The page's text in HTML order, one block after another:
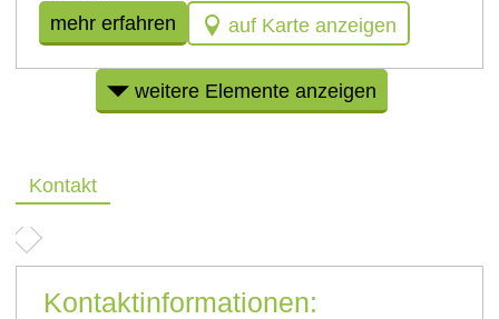
mehr erfahren auf Karte anzeigen
weitere Elemente anzeigen
Kontakt
Kontaktinformationen: